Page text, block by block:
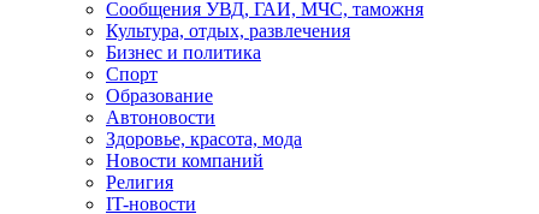
Сообщения УВД, ГАИ, МЧС, таможня
Культура, отдых, развлечения
Бизнес и политика
Спорт
Образование
Автоновости
Здоровье, красота, мода
Новости компаний
Религия
IT-новости